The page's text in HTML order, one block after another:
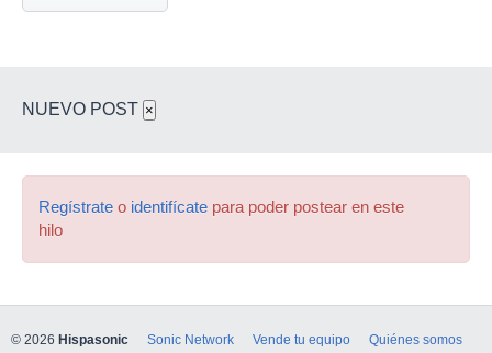
NUEVO POST ×
Regístrate o identifícate para poder postear en este
hilo
© 2026 Hispasonic Sonic Network Vende tu equipo Quiénes somos